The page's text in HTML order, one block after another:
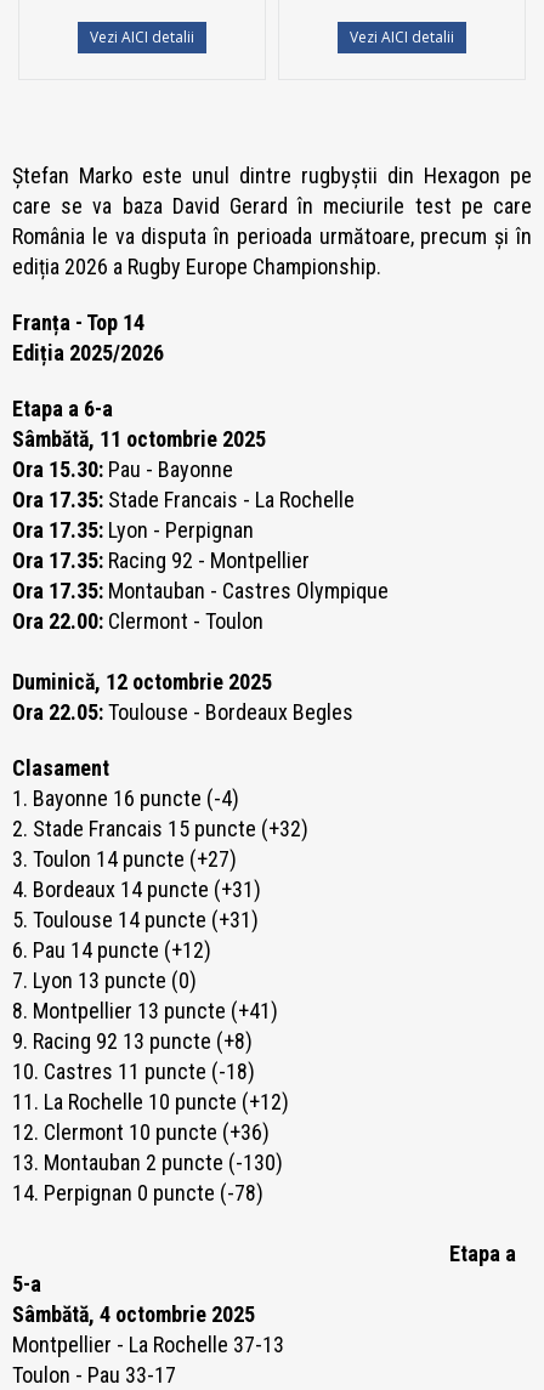
Vezi AICI detalii Vezi AICI detalii
Ștefan Marko este unul dintre rugbyștii din Hexagon pe
care se va baza David Gerard în meciurile test pe care
România le va disputa în perioada următoare, precum și în
ediția 2026 a Rugby Europe Championship.
Franța - Top 14
Ediția 2025/2026
Etapa a 6-a
Sâmbătă, 11 octombrie 2025
Ora 15.30: Pau - Bayonne
Ora 17.35: Stade Francais - La Rochelle
Ora 17.35: Lyon - Perpignan
Ora 17.35: Racing 92 - Montpellier
Ora 17.35: Montauban - Castres Olympique
Ora 22.00: Clermont - Toulon
Duminică, 12 octombrie 2025
Ora 22.05:Toulouse - Bordeaux Begles
Clasament
1. Bayonne 16 puncte (-4)
2. Stade Francais 15 puncte (+32)
3. Toulon 14 puncte (+27)
4. Bordeaux 14 puncte (+31)
5. Toulouse 14 puncte (+31)
6. Pau 14 puncte (+12)
7. Lyon 13 puncte (0)
8. Montpellier 13 puncte (+41)
9. Racing 92 13 puncte (+8)
10. Castres 11 puncte (-18)
11. La Rochelle 10 puncte (+12)
12. Clermont 10 puncte (+36)
13. Montauban 2 puncte (-130)
14. Perpignan 0 puncte (-78)
Etapa a
5-a
Sâmbătă, 4 octombrie 2025
Montpellier - La Rochelle 37-13
Toulon - Pau 33-17